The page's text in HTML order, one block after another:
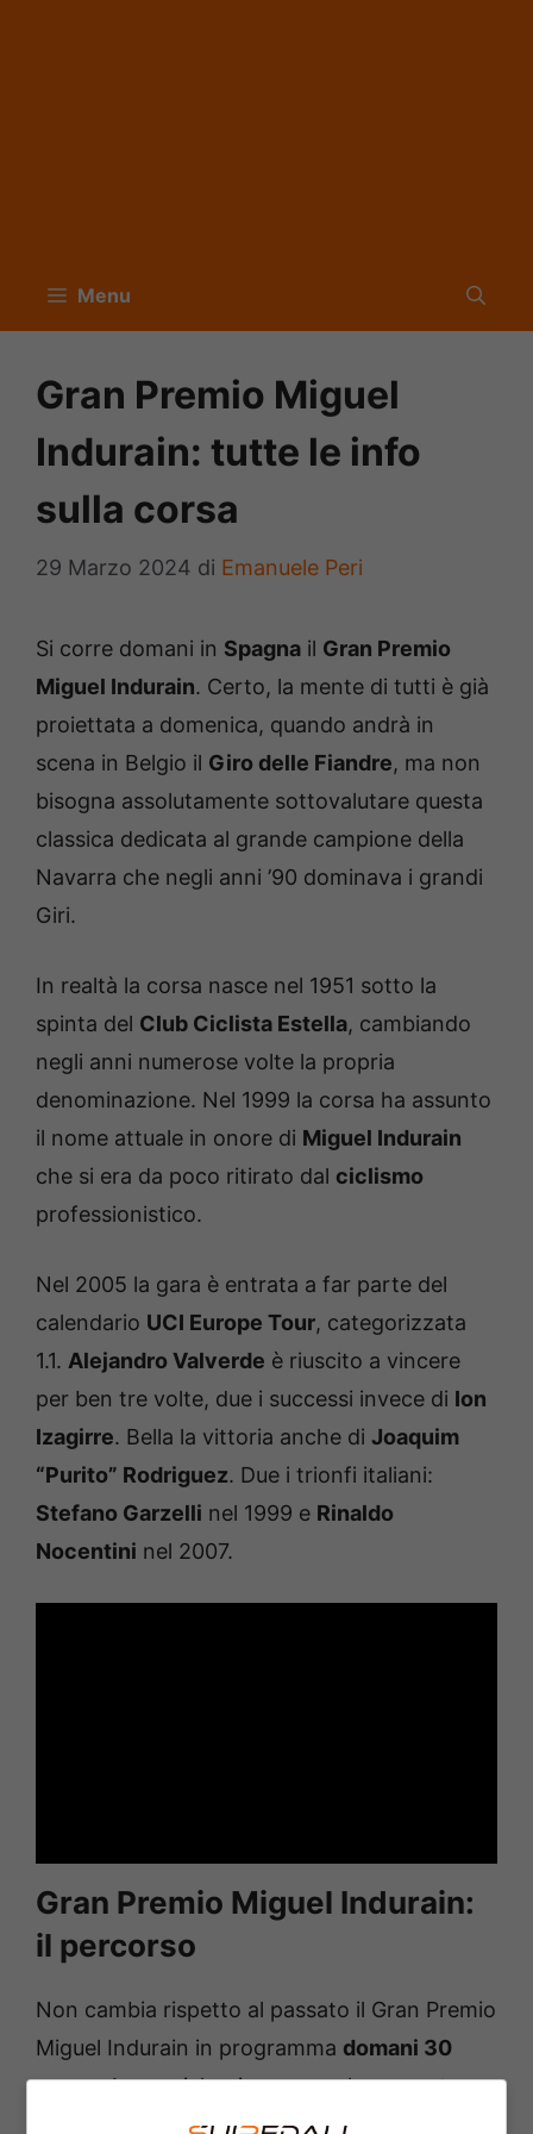
Menu
Gran Premio Miguel
Indurain: tutte le info
sulla corsa
29 Marzo 2024 di Emanuele Peri
Si corre domani in Spagna il Gran Premio
Miguel Indurain. Certo, la mente di tutti è già
proiettata a domenica, quando andrà in
scena in Belgio il Giro delle Fiandre, ma non
bisogna assolutamente sottovalutare questa
classica dedicata al grande campione della
Navarra che negli anni ’90 dominava i grandi
Giri.
In realtà la corsa nasce nel 1951 sotto la
spinta del Club Ciclista Estella, cambiando
negli anni numerose volte la propria
denominazione. Nel 1999 la corsa ha assunto
il nome attuale in onore di Miguel Indurain
che si era da poco ritirato dal ciclismo
professionistico.
Nel 2005 la gara è entrata a far parte del
calendario UCI Europe Tour, categorizzata
1.1. Alejandro Valverde è riuscito a vincere
per ben tre volte, due i successi invece di Ion
Izagirre. Bella la vittoria anche di Joaquim
“Purito” Rodriguez. Due i trionfi italiani:
Stefano Garzelli nel 1999 e Rinaldo
Nocentini nel 2007.
Gran Premio Miguel Indurain:
il percorso
Non cambia rispetto al passato il Gran Premio
Miguel Indurain in programma domani 30
marzo. La semiclassica spagnola presenta un
percorso nel solco della tradizione,